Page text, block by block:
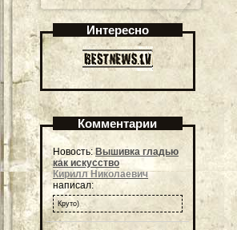
Интересно
Комментарии
Новость:Вышивка гладью
как искусство
Кирилл Николаевич
написал:
Круто)